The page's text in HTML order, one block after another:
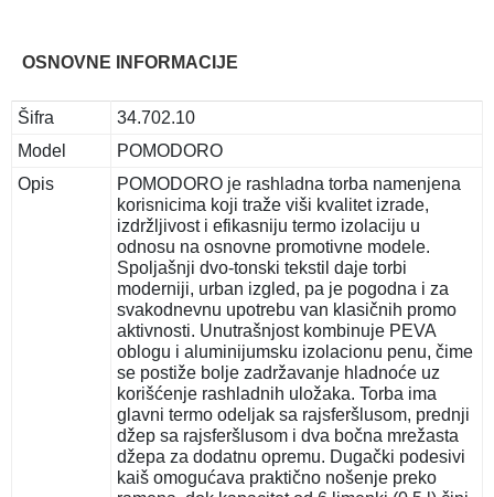
OSNOVNE INFORMACIJE
Šifra
34.702.10
Model
POMODORO
Opis
POMODORO je rashladna torba namenjena
korisnicima koji traže viši kvalitet izrade,
izdržljivost i efikasniju termo izolaciju u
odnosu na osnovne promotivne modele.
Spoljašnji dvo-tonski tekstil daje torbi
moderniji, urban izgled, pa je pogodna i za
svakodnevnu upotrebu van klasičnih promo
aktivnosti. Unutrašnjost kombinuje PEVA
oblogu i aluminijumsku izolacionu penu, čime
se postiže bolje zadržavanje hladnoće uz
korišćenje rashladnih uložaka. Torba ima
glavni termo odeljak sa rajsferšlusom, prednji
džep sa rajsferšlusom i dva bočna mrežasta
džepa za dodatnu opremu. Dugački podesivi
kaiš omogućava praktično nošenje preko